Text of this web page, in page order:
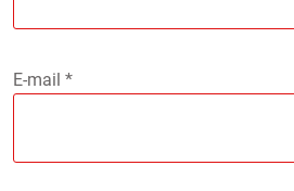
E-mail *